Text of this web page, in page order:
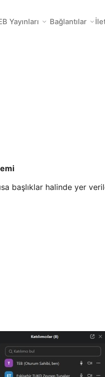
Yayınları Bağlantılar
başlıklar halinde yer